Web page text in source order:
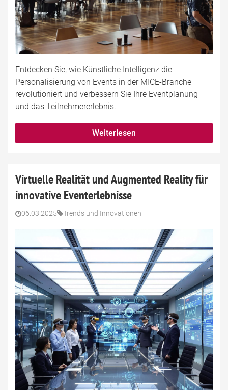
Entdecken Sie, wie Künstliche Intelligenz die
Personalisierung von Events in der MICE-Branche
revolutioniert und verbessern Sie Ihre Eventplanung
und das Teilnehmererlebnis.
Weiterlesen
Virtuelle Realität und Augmented Reality für
innovative Eventerlebnisse
06.03.2025 Trends und Innovationen